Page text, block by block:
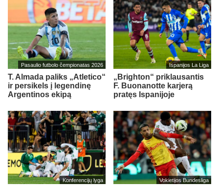
Pasaulio futbolo čempionatas 2026
T. Almada paliks „Atletico“
ir persikels į legendinę
Argentinos ekipą
Ispanijos La Liga
„Brighton“ priklausantis
F. Buonanotte karjerą
pratęs Ispanijoje
Konferencijų lyga Vokietijos Bundesliga